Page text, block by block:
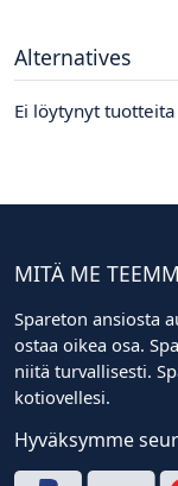
Alternatives
Ei löytynyt tuotteita
MITÄ ME
Spareton ansiosta
ostaa oikea osa.
niitä turvallisesti.
kotiovellesi.
Hyväksymme